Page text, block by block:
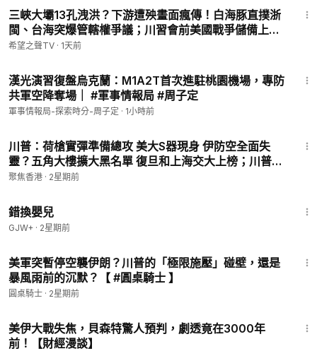
三峽大壩13孔洩洪？下游遭殃畫面瘋傳！白海豚直撲浙
閩、台海突爆管轄權爭議；川習會前美國戰爭儲備上
桌，習近平17年福建舊地連環震，何立峰履歷交集浮現
希望之聲TV · 1天前
漢光演習復盤烏克蘭：M1A2T首次進駐桃園機場，專防
共軍空降奪場｜ #軍事情報局 #周子定
軍事情報局-探索時分-周子定 · 1小時前
川普：荷槍實彈準備總攻 美大S器現身 伊防空全面失
靈？五角大樓擴大黑名單 復旦和上海交大上榜；川普密
會！電子戰王牌抵歐 海灣國秘密出戰【今日看點】
聚焦香港 · 2星期前
錯換嬰兒
GJW+ · 2星期前
美軍突暫停空襲伊朗？川普的「極限施壓」碰壁，還是
暴風雨前的沉默？【 #圓桌騎士 】
圓桌騎士 · 2星期前
美伊大戰失焦，貝森特驚人預判，劇透竟在3000年
前！【財經漫談】